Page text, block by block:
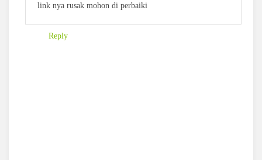
link nya rusak mohon di perbaiki
Reply